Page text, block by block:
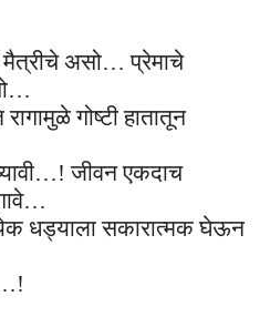
असो… प्रेमाचे
गोष्टी हातातून
जीवन एकदाच
धड्याला सकारात्मक घेऊन